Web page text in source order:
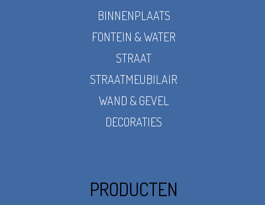
BINNENPLAATS
FONTEIN & WATER
STRAAT
STRAATMEUBILAIR
WAND & GEVEL
DECORATIES
PRODUCTEN